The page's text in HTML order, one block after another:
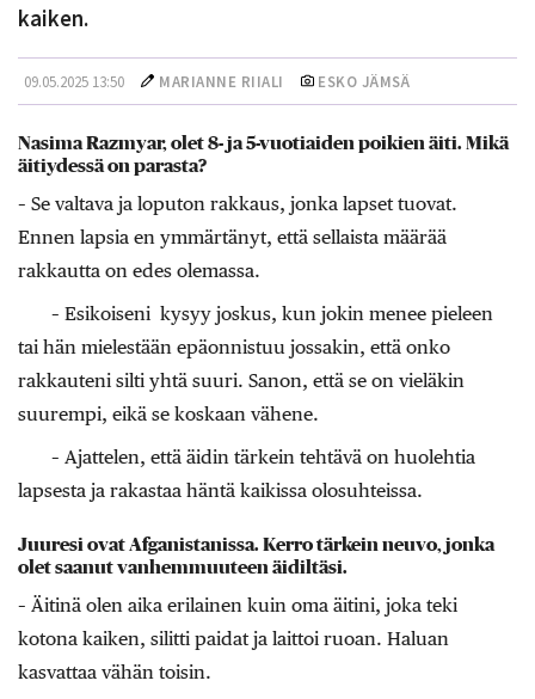
kaiken.
09.05.2025 13:50 MARIANNE RIIALI ESKO JÄMSÄ
Nasima Razmyar, olet 8- ja 5-vuotiaiden poikien äiti. Mikä
äitiydessä on parasta?
– Se valtava ja loputon rakkaus, jonka lapset tuovat.
Ennen lapsia en ymmärtänyt, että sellaista määrää
rakkautta on edes olemassa.
– Esikoiseni kysyy joskus, kun jokin menee pieleen
tai hän mielestään epäonnistuu jossakin, että onko
rakkauteni silti yhtä suuri. Sanon, että se on vieläkin
suurempi, eikä se koskaan vähene.
– Ajattelen, että äidin tärkein tehtävä on huolehtia
lapsesta ja rakastaa häntä kaikissa olo­suhteissa.
Juuresi ovat Afganis­tanissa. Kerro tärkein neuvo, jonka
olet saanut vanhem­muuteen äidiltäsi.
– Äitinä olen aika erilainen kuin oma äitini, joka teki
kotona kaiken, silitti paidat ja laittoi ruoan. Haluan
kasvattaa vähän toisin.